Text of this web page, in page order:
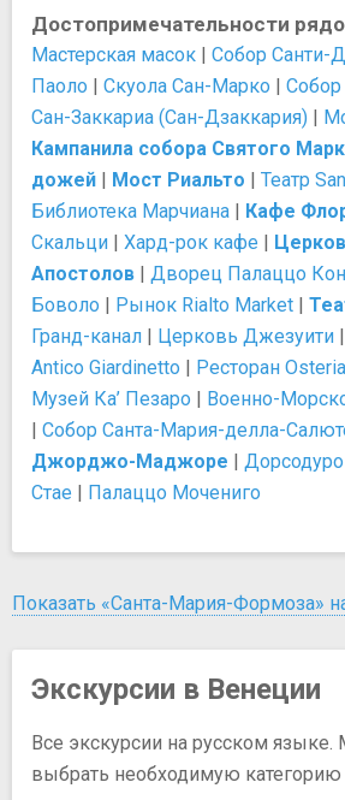
Достопримечательности
Мастерская масок | Собор Санти-
Паоло | Скуола Сан-Марко | Собор
Сан-Заккариа (Сан-Дзаккария) |
Кампанила собора Святого
дожей | Мост Риальто | Театр
Библиотека Марчиана | Кафе
Скальци | Хард-рок кафе |
Апостолов | Дворец Палаццо
Боволо | Рынок Rialto Market |
Гранд-канал | Церковь Джезуити |
Antico Giardinetto | Ресторан
Музей Ка’ Пезаро | Военно-
| Собор Санта-Мария-делла-
Джорджо-Маджоре | Дорсодуро
Стае | Палаццо Мочениго
Показать «Санта-Мария-Формоза»
Экскурсии в Венеции
Все экскурсии на русском языке.
выбрать необходимую категорию